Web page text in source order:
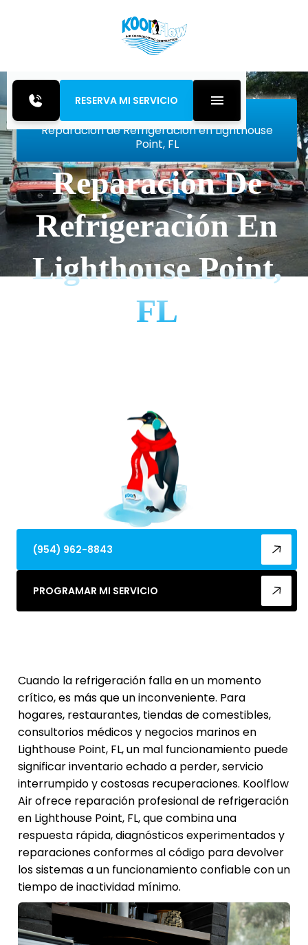
RESERVA MI SERVICIO
Reparación de Refrigeración en Lighthouse
Point, FL
Reparación De
Refrigeración En
Lighthouse Point,
FL
(954) 962-8843
PROGRAMAR MI SERVICIO
Cuando la refrigeración falla en un momento
crítico, es más que un inconveniente. Para
hogares, restaurantes, tiendas de comestibles,
consultorios médicos y negocios marinos en
Lighthouse Point, FL, un mal funcionamiento puede
significar inventario echado a perder, servicio
interrumpido y costosas recuperaciones. Koolflow
Air ofrece reparación profesional de refrigeración
en Lighthouse Point, FL, que combina una
respuesta rápida, diagnósticos experimentados y
reparaciones conformes al código para devolver
los sistemas a un funcionamiento confiable con un
tiempo de inactividad mínimo.